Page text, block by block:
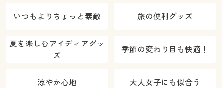
いつもよりちょっと素敵 旅の便利グッズ
夏を楽しむアイディアグッ
ズ
季節の変わり目も快適！
涼やか心地 大人女子にも似合う